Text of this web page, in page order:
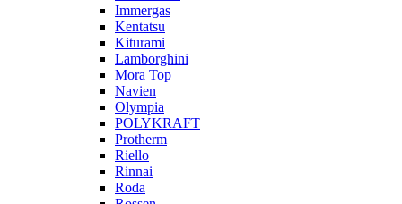
Immergas
Kentatsu
Kiturami
Lamborghini
Mora Top
Navien
Olympia
POLYKRAFT
Protherm
Riello
Rinnai
Roda